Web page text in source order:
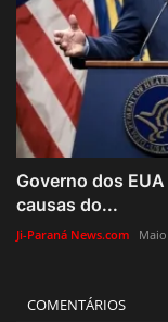
Governo dos
causas do...
Ji-Paraná News.com
COMENTÁRIOS